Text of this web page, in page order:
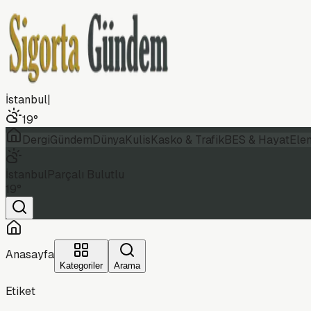
İstanbul|
19°
DergiGündemDünyaKulisKasko & TrafikBES & Hayat
Anasayfa
Kategoriler Arama
Etiket